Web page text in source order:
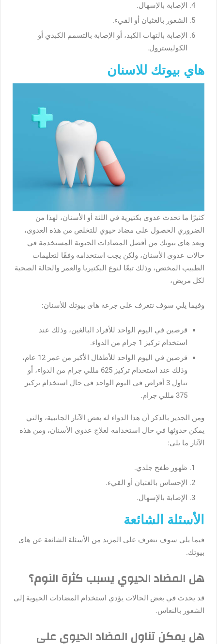
الإصابة بالإسهال.
الشعور بالغثيان أو القيء.
الإصابة بالتهاب الكبد، أو الإصابة بالتسمم الكبدي أو
الكوليسترول.
هاي بيوتك للاسنان
كثيرًا ما تحدث عدوى بكتيرية في اللثة أو الأسنان، لهذا من
الضروري الحصول على مضاد حيوي للتخلص من هذه العدوى،
ويعد هاي بيوتك من أفضل المضادات الحيوية المستخدمة في
حالات عدوى الأسنان، ولكن يجب استخدامه وفقًا لتعليمات
الطبيب المختص، وذلك تبعًا لنوع البكتيريا والعمر والحالة الصحية
لكل مريض،
وفيما يلي سوف نتعرف على جرعة هاى بيوتك للأسنان:
قرصين في اليوم الواحد للأفراد البالغين، وذلك عند
استخدام تركيز 1 جرام من الدواء.
قرصين في اليوم الواحد للأطفال الأكبر من عمر 12 عام،
وذلك عند استخدام تركيز 625 مللي جرام من الدواء، أو
تناول 3 أقراص في اليوم الواحد في حال استخدام تركيز
375 مللي جرام.
ومن الجدير بالذكر أن هذا الدواء له بعض الآثار الجانبية، والتي
يمكن حدوثها في حال استخدامه لعلاج عدوى الأسنان، ومن هذه
الآثار ما يلي:
ظهور طفح جلدي.
الإحساس بالغثيان أو القيء.
الإصابة بالإسهال.
الأسئلة الشائعة
فيما يلي سوف نتعرف على المزيد من الأسئلة الشائعة عن هاى
بيوتك.
هل المضاد الحيوي يسبب كثرة النوم؟
قد يحدث في بعض الحالات يؤدي استخدام المضادات الحيوية إلى
الشعور بالنعاس.
هل يمكن تناول المضاد الحيوي على